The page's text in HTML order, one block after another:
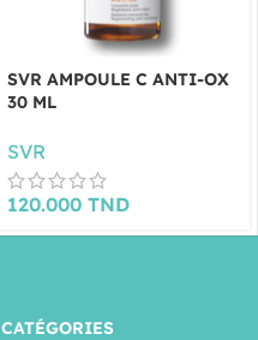
SVR AMPOULE C ANTI-OX
30 ML
SVR
120.000 TND
CATÉGORIES